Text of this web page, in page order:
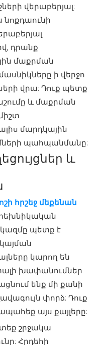
վերաբերյալ:
նոքդաունի
դրանք
մաքրման
ի վերջո
վրա: Դուք պետք
և մաքրման
մարդկային
պահպանմանը:
և
հրշեջ մեքենան
պետք է
կարող են
խափանումներ
ենք մի քանի
փորձ: Դուք
այս քայլերը:
շրջակա
Հրդեհի